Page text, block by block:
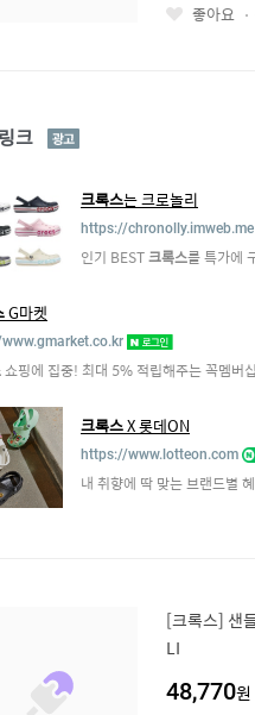
좋 좋아요
크 광
고
크록스는 크로놀리
https://chronolly.imweb.me
인기 BEST크록스를 특가에
G마켓
쇼핑에 집중! 최대 5% 적립해주는 꼭멤버십
크록스X 롯데ON
https://www.lotteon.com
내 취향에 딱 맞는 브랜드별
[크록스] 샌
LI
48,770원